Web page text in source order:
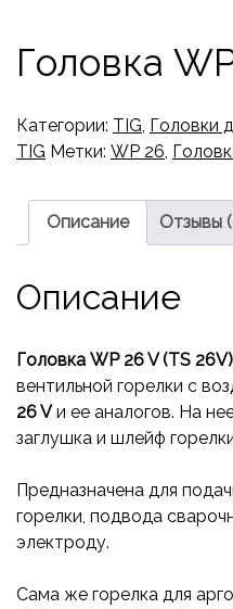
Головка
Категории: TIG, Головки
TIG Метки: WP 26,
Описание Отзывы
Описание
Головка WP 26 V (TS 26V)
вентильной горелки с
26 V и ее аналогов. На
заглушка и шлейф
Предназначена для
горелки, подвода
электроду.
Сама же горелка для